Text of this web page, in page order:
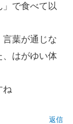
で食べて以
葉が通じな
、はがゆい体
ね
返信